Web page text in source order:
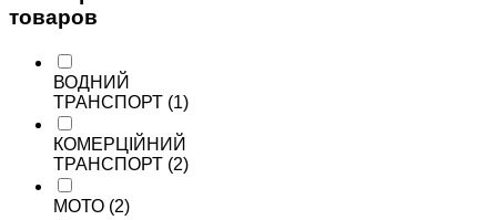
товаров
ВОДНИЙ
ТРАНСПОРТ (1)
КОМЕРЦІЙНИЙ
ТРАНСПОРТ (2)
МОТО (2)